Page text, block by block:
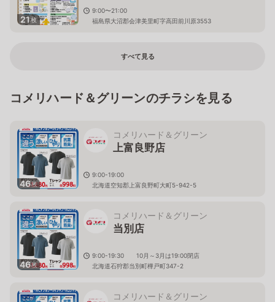
21枚
9:00〜21:00
福島県大沼郡会津美里町字高田前川原3553
すべて見る
コメリハード＆グリーンのチラシを見る
46枚
コメリハード＆グリーン
上富良野店
9:00-19:00
北海道空知郡上富良野町大町5-942-5
46枚
コメリハード＆グリーン
当別店
9:00-19:30 10月～3月は19:00閉店
北海道石狩郡当別町樺戸町347-2
コメリハード＆グリーン